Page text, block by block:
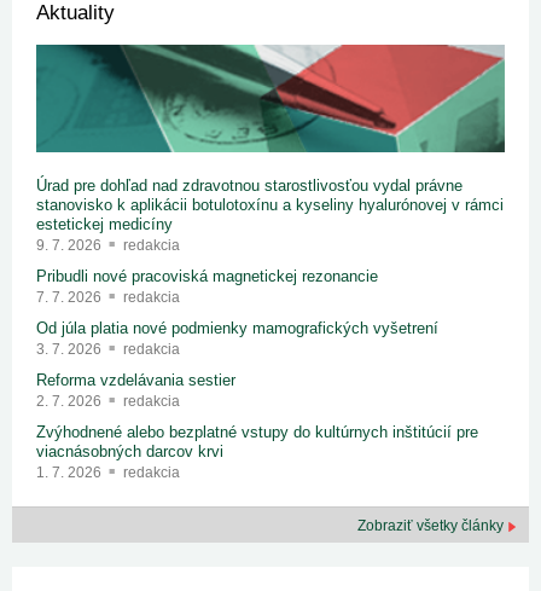
Aktuality
Úrad pre dohľad nad zdravotnou starostlivosťou vydal právne
stanovisko k aplikácii botulotoxínu a kyseliny hyalurónovej v rámci
estetickej medicíny
9. 7. 2026 redakcia
Pribudli nové pracoviská magnetickej rezonancie
7. 7. 2026 redakcia
Od júla platia nové podmienky mamografických vyšetrení
3. 7. 2026 redakcia
Reforma vzdelávania sestier
2. 7. 2026 redakcia
Zvýhodnené alebo bezplatné vstupy do kultúrnych inštitúcií pre
viacnásobných darcov krvi
1. 7. 2026 redakcia
Zobraziť všetky články